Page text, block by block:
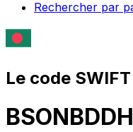
Rechercher par
Le code